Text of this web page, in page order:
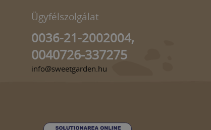
Ügyfélszolgálat
0036-21-2002004,
0040726-337275
info@sweetgarden.hu